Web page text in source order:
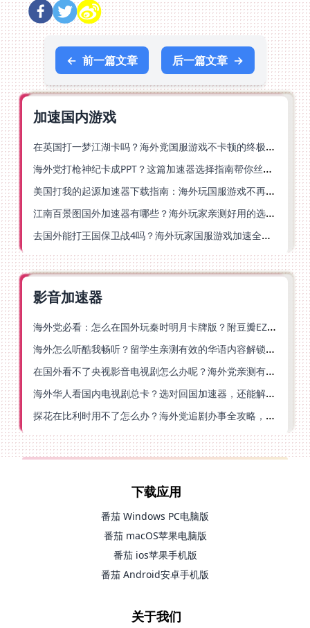
← 前一篇文章 后一篇文章 →
加速国内游戏
在英国打一梦江湖卡吗？海外党国服游戏不卡顿的终极解法
海外党打枪神纪卡成PPT？这篇加速器选择指南帮你丝滑上分
美国打我的起源加速器下载指南：海外玩国服游戏不再卡的终极方案
江南百景图国外加速器有哪些？海外玩家亲测好用的选择与避坑指南
去国外能打王国保卫战4吗？海外玩家国服游戏加速全攻略（附公主连结幻想江湖实测）
影音加速器
海外党必看：怎么在国外玩秦时明月卡牌版？附豆瓣EZCast地区限制破解法
海外怎么听酷我畅听？留学生亲测有效的华语内容解锁指南
在国外看不了央视影音电视剧怎么办呢？海外党亲测有效的回国加速方案
海外华人看国内电视剧总卡？选对回国加速器，还能解决菲律宾打不开反诈中心的问题
探花在比利时用不了怎么办？海外党追剧办事全攻略，选对加速器就够了
下载应用
番茄 Windows PC电脑版
番茄 macOS苹果电脑版
番茄 ios苹果手机版
番茄 Android安卓手机版
关于我们